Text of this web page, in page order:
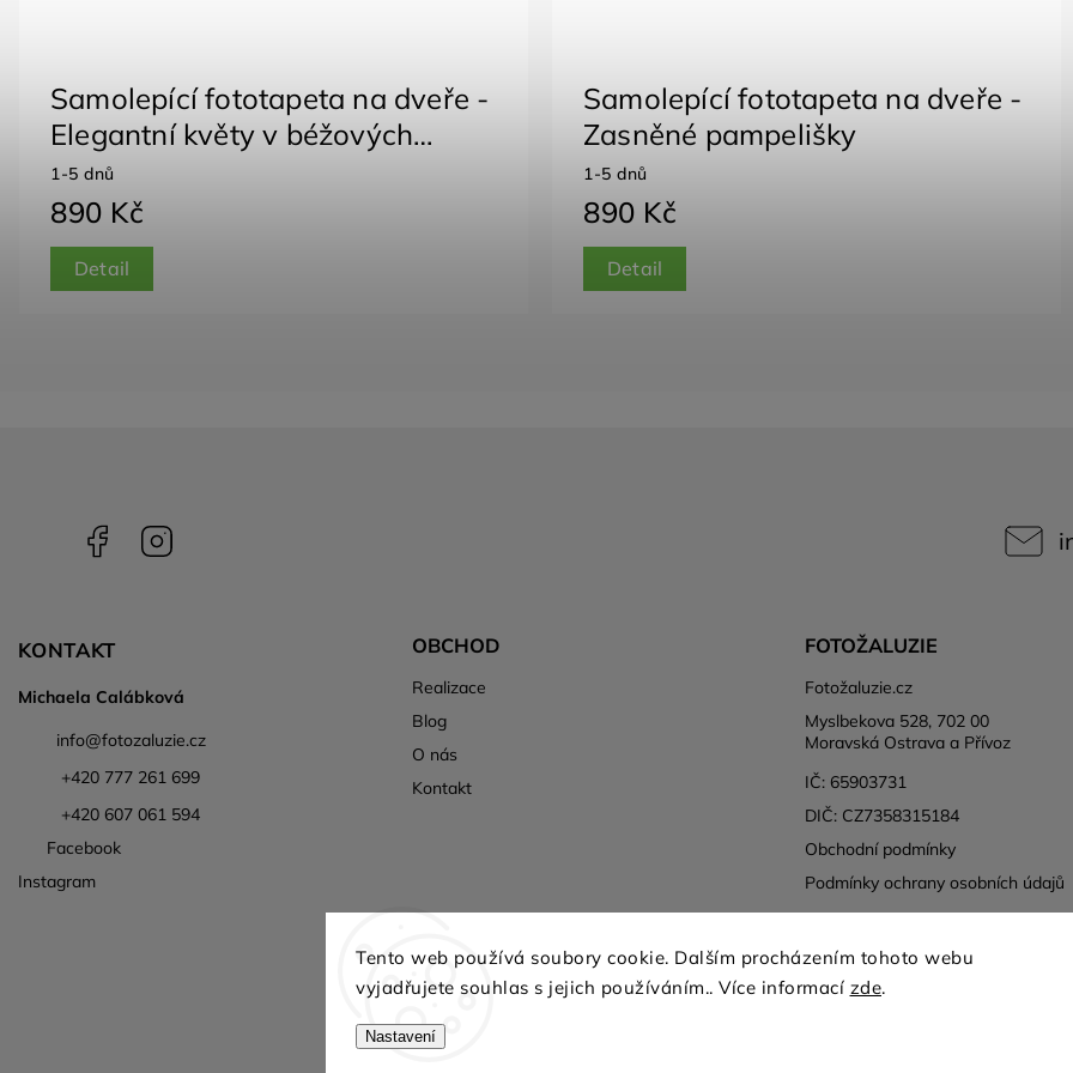
Tento web používá soubory cookie. Dalším procházením tohoto webu
vyjadřujete souhlas s jejich používáním.. Více informací zde.
Nastavení
Samolepící fototapeta na dveře -
Elegantní květy v béžových
tónech
1-5 dnů
890 Kč
Detail
Samolepící fototapeta na dveře -
Zasněné pampelišky
1-5 dnů
890 Kč
Detail
Facebook
KONTAKT
Michaela Calábková
info@fotozaluzie.cz
+420 777 261 699
+420 607 061 594
Facebook
Instagram
OBCHOD
Realizace
Blog
O nás
Kontakt
FOTOŽALUZIE
Fotožaluzie.cz
Myslbekova 528, 702 00
Moravská Ostrava a Přívoz
IČ: 65903731
DIČ: CZ7358315184
Obchodní podmínky
Podmínky ochrany osobních údajů
Copyright 2026 Fotožaluzie. Všechna práva vyhrazena.